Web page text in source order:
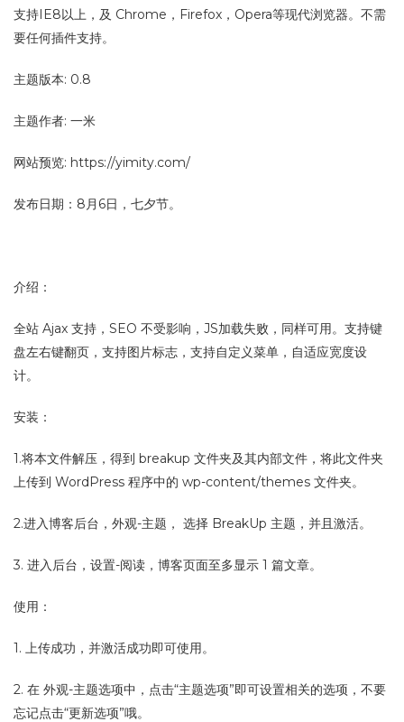
支持IE8以上，及 Chrome，Firefox，Opera等现代浏览器。不需
要任何插件支持。
主题版本: 0.8
主题作者: 一米
网站预览: https://yimity.com/
发布日期：8月6日，七夕节。
介绍：
全站 Ajax 支持，SEO 不受影响，JS加载失败，同样可用。支持键
盘左右键翻页，支持图片标志，支持自定义菜单，自适应宽度设
计。
安装：
1.将本文件解压，得到 breakup 文件夹及其内部文件，将此文件夹
上传到 WordPress 程序中的 wp-content/themes 文件夹。
2.进入博客后台，外观-主题， 选择 BreakUp 主题，并且激活。
3. 进入后台，设置-阅读，博客页面至多显示 1 篇文章。
使用：
1. 上传成功，并激活成功即可使用。
2. 在 外观-主题选项中，点击“主题选项”即可设置相关的选项，不要
忘记点击“更新选项”哦。